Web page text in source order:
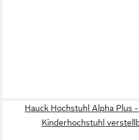
Hauck Hochstuhl Alpha Plus
Kinderhochstuhl